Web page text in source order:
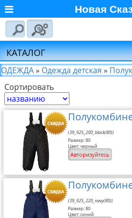
Главная
О компании
Новости
Выбор по брендам
Партнёрам
Калькулятора доставки
Байкал-Сервис
Калькулятора доставки
Первая
Экспедиционная
Компания
Калькулятора доставки
Деловые Линии
Новая
КАТАЛОГ
ОДЕЖДА» Одежда детская »
Сортировать
(39_925_200_black(80))
Размер: 80
Цвет: черный
Авторизуйтесь
(39_925_220_navy(80))
Размер: 80
Цвет: синий